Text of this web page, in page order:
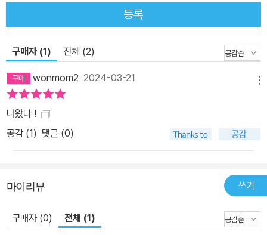
조선왕조실록〉 채널에 박시백 화백이 직접 출연해 출간 소식을 알린
‘박시백, 고려사를 그리다’ 에피소드는 공개 직후 2만 5,000여 회에
이르는 재생 수를 기록했고, 《박시백의 고려사》 각 권은 출간할 때마
다 즉시 주요 서점 역사 베스트셀러 순위 맨 윗자리를 석권했다. 열렬
하고도 즉각적인 응답에 감화한 박시백 화백이 권마다 애독자들을 위
한 초판 1쇄 한정 특전 그림을 책에 그려 싣기도 했다. 《박시백의 고
려사》 세트에도 5권 초판 1쇄 한정으로 특전 그림이 실린다. 시리즈
출간 내내 활발하게 이루어지는 독자와 저자 사이의 애정 어린 소통
려사절요》 박시백의 손끝에서 생명력을 되찾다! - 콘티부터 작화까지
오롯이 박시백이라는 장인의 손길을 거쳐 되살아난 고려사 500년 고
려시대는 지금껏 겉으로는 친근하지만 속을 자세히 들여다보면 한 번
도 제대로 알지 못했던 우리 역사였다. ‘고려’에서 비롯한 ‘코리아(Ko
등록
구매자 (1) 전체 (2)
wonmom2 2024-03-21
나왔다 !
공감 (1) 댓글 (0)
마이리뷰 쓰기
구매자 (0) 전체 (1)